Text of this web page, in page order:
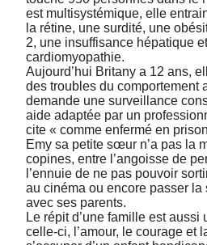
est multisystémique, elle
la rétine, une surdité, une
2, une insuffisance hépatique
cardiomyopathie.
Aujourd’hui Britany a 12 ans,
des troubles du comportement
demande une surveillance
aide adaptée par un
cite « comme enfermé en
Emy sa petite sœur n’a pas la
copines, entre l’angoisse de
l’ennuie de ne pas pouvoir
au cinéma ou encore passer
avec ses parents.
Le répit d’une famille est
celle-ci, l’amour, le courage et